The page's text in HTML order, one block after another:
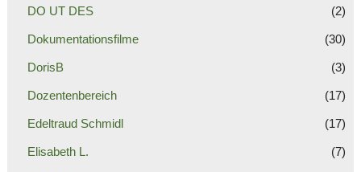
DO UT DES (2)
Dokumentationsfilme (30)
DorisB (3)
Dozentenbereich (17)
Edeltraud Schmidl (17)
Elisabeth L. (7)